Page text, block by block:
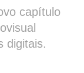
capítulo
digitais.